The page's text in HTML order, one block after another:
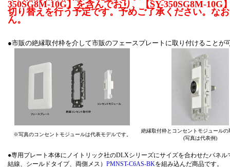
350SG8M-10G】を含んでおり、【SY-350SG8M-
切り替えを行う予定です。予めご了承ください。な
ん。
●市販の絶縁取付枠を介して市販のフェースプレートに取り付けることが
※写真のコンセントモジュールは代表モデルです。
絶縁取付枠とコンセントモジュールの
(写真は代表例)
●専用プレート本体にノイトリック社のDLXシリーズにサイズを合わせたパネ
結線、シールドタイプ、両側メス） PMNST-C6AS-BKを組み込んだ商品です。